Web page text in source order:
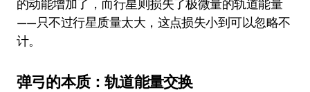
的动能增加了，而行星则损失了极微量的轨道能量
——只不过行星质量太大，这点损失小到可以忽略不
计。
弹弓的本质：轨道能量交换